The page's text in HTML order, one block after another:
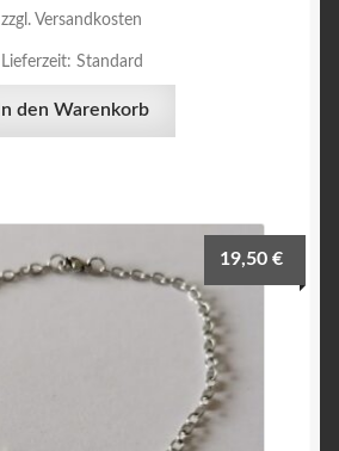
zzgl. Versandkosten
Lieferzeit: Standard
In den Warenkorb
19,50€